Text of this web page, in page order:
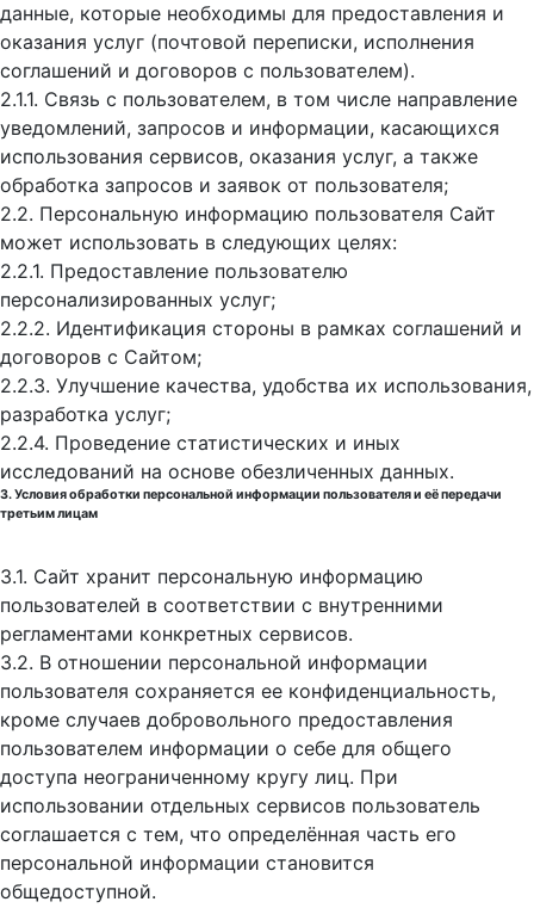
данные, которые необходимы для предоставления и
оказания услуг (почтовой переписки, исполнения
соглашений и договоров с пользователем).
2.1.1. Связь с пользователем, в том числе направление
уведомлений, запросов и информации, касающихся
использования сервисов, оказания услуг, а также
обработка запросов и заявок от пользователя;
2.2. Персональную информацию пользователя Сайт
может использовать в следующих целях:
2.2.1. Предоставление пользователю
персонализированных услуг;
2.2.2. Идентификация стороны в рамках соглашений и
договоров с Сайтом;
2.2.3. Улучшение качества, удобства их использования,
разработка услуг;
2.2.4. Проведение статистических и иных
исследований на основе обезличенных данных.
3. Условия обработки персональной информации пользователя и её передачи
третьим лицам
3.1. Сайт хранит персональную информацию
пользователей в соответствии с внутренними
регламентами конкретных сервисов.
3.2. В отношении персональной информации
пользователя сохраняется ее конфиденциальность,
кроме случаев добровольного предоставления
пользователем информации о себе для общего
доступа неограниченному кругу лиц. При
использовании отдельных сервисов пользователь
соглашается с тем, что определённая часть его
персональной информации становится
общедоступной.